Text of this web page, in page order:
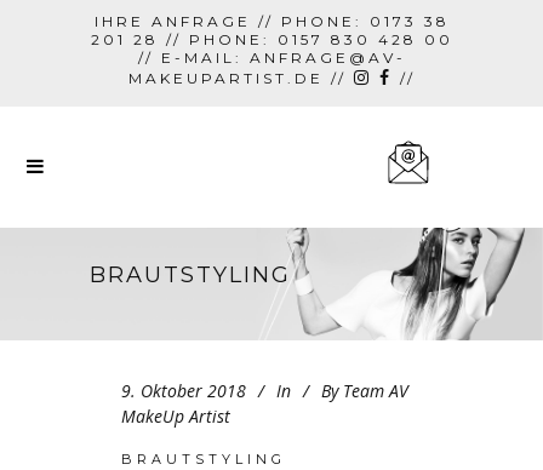
IHRE ANFRAGE // PHONE: 0173 38
201 28 // PHONE: 0157 830 428 00
// E-MAIL: ANFRAGE@AV-
MAKEUPARTIST.DE
// //
BRAUTSTYLING
9. Oktober 2018 In By Team AV
MakeUp Artist
BRAUTSTYLING